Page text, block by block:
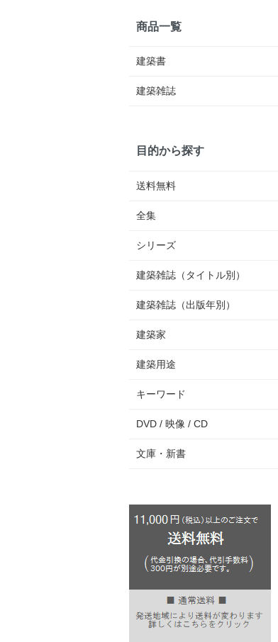
商品一覧
建築書
建築雑誌
目的から探す
送料無料
全集
シリーズ
建築雑誌（タイトル別）
建築雑誌（出版年別）
建築家
建築用途
キーワード
DVD / 映像 / CD
文庫・新書